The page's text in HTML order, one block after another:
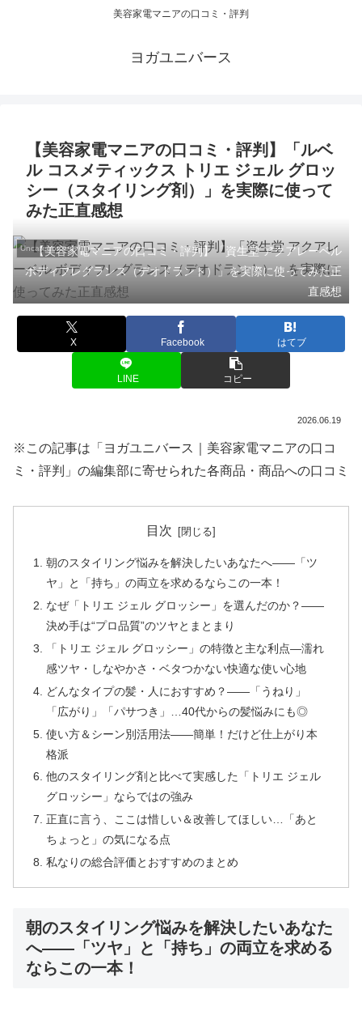
美容家電マニアの口コミ・評判
ヨガユニバース
【美容家電マニアの口コミ・評判】「ルベ
ル コスメティックス トリエ ジェル グロッ
シー（スタイリング剤）」を実際に使って
みた正直感想
Uncategorized
【美容家電マニアの口コミ・評判】「資生堂 アクアレーベル
ボディフレグランス（デオドラント）」を実際に使ってみた正
直感想
X Facebook はてブ
LINE コピー
2026.06.19
※この記事は「ヨガユニバース｜美容家電マニアの口コ
ミ・評判」の編集部に寄せられた各商品・商品への口コミ
目次
朝のスタイリング悩みを解決したいあなたへ――「ツ
ヤ」と「持ち」の両立を求めるならこの一本！
なぜ「トリエ ジェル グロッシー」を選んだのか？――
決め手は“プロ品質”のツヤとまとまり
「トリエ ジェル グロッシー」の特徴と主な利点―濡れ
感ツヤ・しなやかさ・ベタつかない快適な使い心地
どんなタイプの髪・人におすすめ？――「うねり」
「広がり」「パサつき」…40代からの髪悩みにも◎
使い方＆シーン別活用法――簡単！だけど仕上がり本
格派
他のスタイリング剤と比べて実感した「トリエ ジェル
グロッシー」ならではの強み
正直に言う、ここは惜しい＆改善してほしい…「あと
ちょっと」の気になる点
私なりの総合評価とおすすめのまとめ
朝のスタイリング悩みを解決したいあなた
へ――「ツヤ」と「持ち」の両立を求める
ならこの一本！